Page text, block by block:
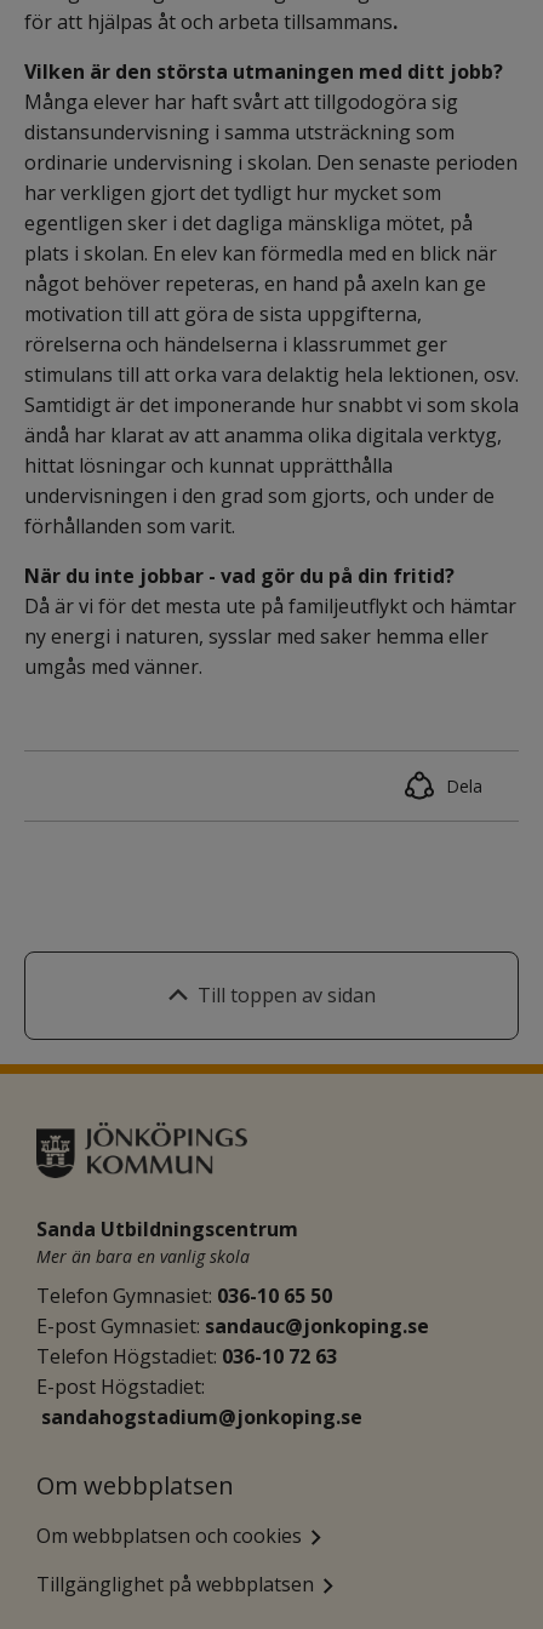
för att hjälpas åt och arbeta tillsammans.
Vilken är den största utmaningen med ditt jobb?
Många elever har haft svårt att tillgodogöra sig
distansundervisning i samma utsträckning som
ordinarie undervisning i skolan. Den senaste perioden
har verkligen gjort det tydligt hur mycket som
egentligen sker i det dagliga mänskliga mötet, på
plats i skolan. En elev kan förmedla med en blick när
något behöver repeteras, en hand på axeln kan ge
motivation till att göra de sista uppgifterna,
rörelserna och händelserna i klassrummet ger
stimulans till att orka vara delaktig hela lektionen, osv.
Samtidigt är det imponerande hur snabbt vi som skola
ändå har klarat av att anamma olika digitala verktyg,
hittat lösningar och kunnat upprätthålla
undervisningen i den grad som gjorts, och under de
förhållanden som varit.
När du inte jobbar - vad gör du på din fritid?
Då är vi för det mesta ute på familjeutflykt och hämtar
ny energi i naturen, sysslar med saker hemma eller
umgås med vänner.
Dela
Till toppen av sidan
Sanda Utbildningscentrum
Mer än bara en vanlig skola
Telefon Gymnasiet: 036-10 65 50
E-post Gymnasiet: sandauc@jonkoping.se
Telefon Högstadiet: 036-10 72 63
E-post Högstadiet:
sandahogstadium@jonkoping.se
Om webbplatsen
Om webbplatsen och cookies
Tillgänglighet på webbplatsen